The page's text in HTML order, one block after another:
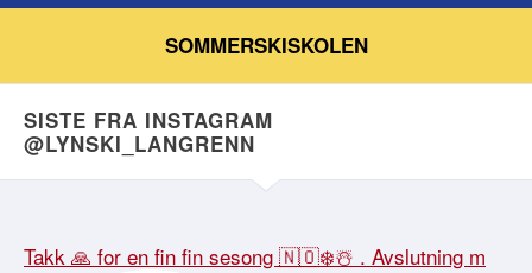
SOMMERSKISKOLEN
SISTE FRA INSTAGRAM
@LYNSKI_LANGRENN
Takk 🙏 for en fin fin sesong 🇳🇴❄️☃️ . Avslutning m